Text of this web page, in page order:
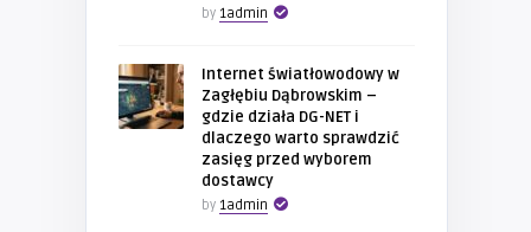
by 1admin
Internet światłowodowy w
Zagłębiu Dąbrowskim –
gdzie działa DG-NET i
dlaczego warto sprawdzić
zasięg przed wyborem
dostawcy
by 1admin